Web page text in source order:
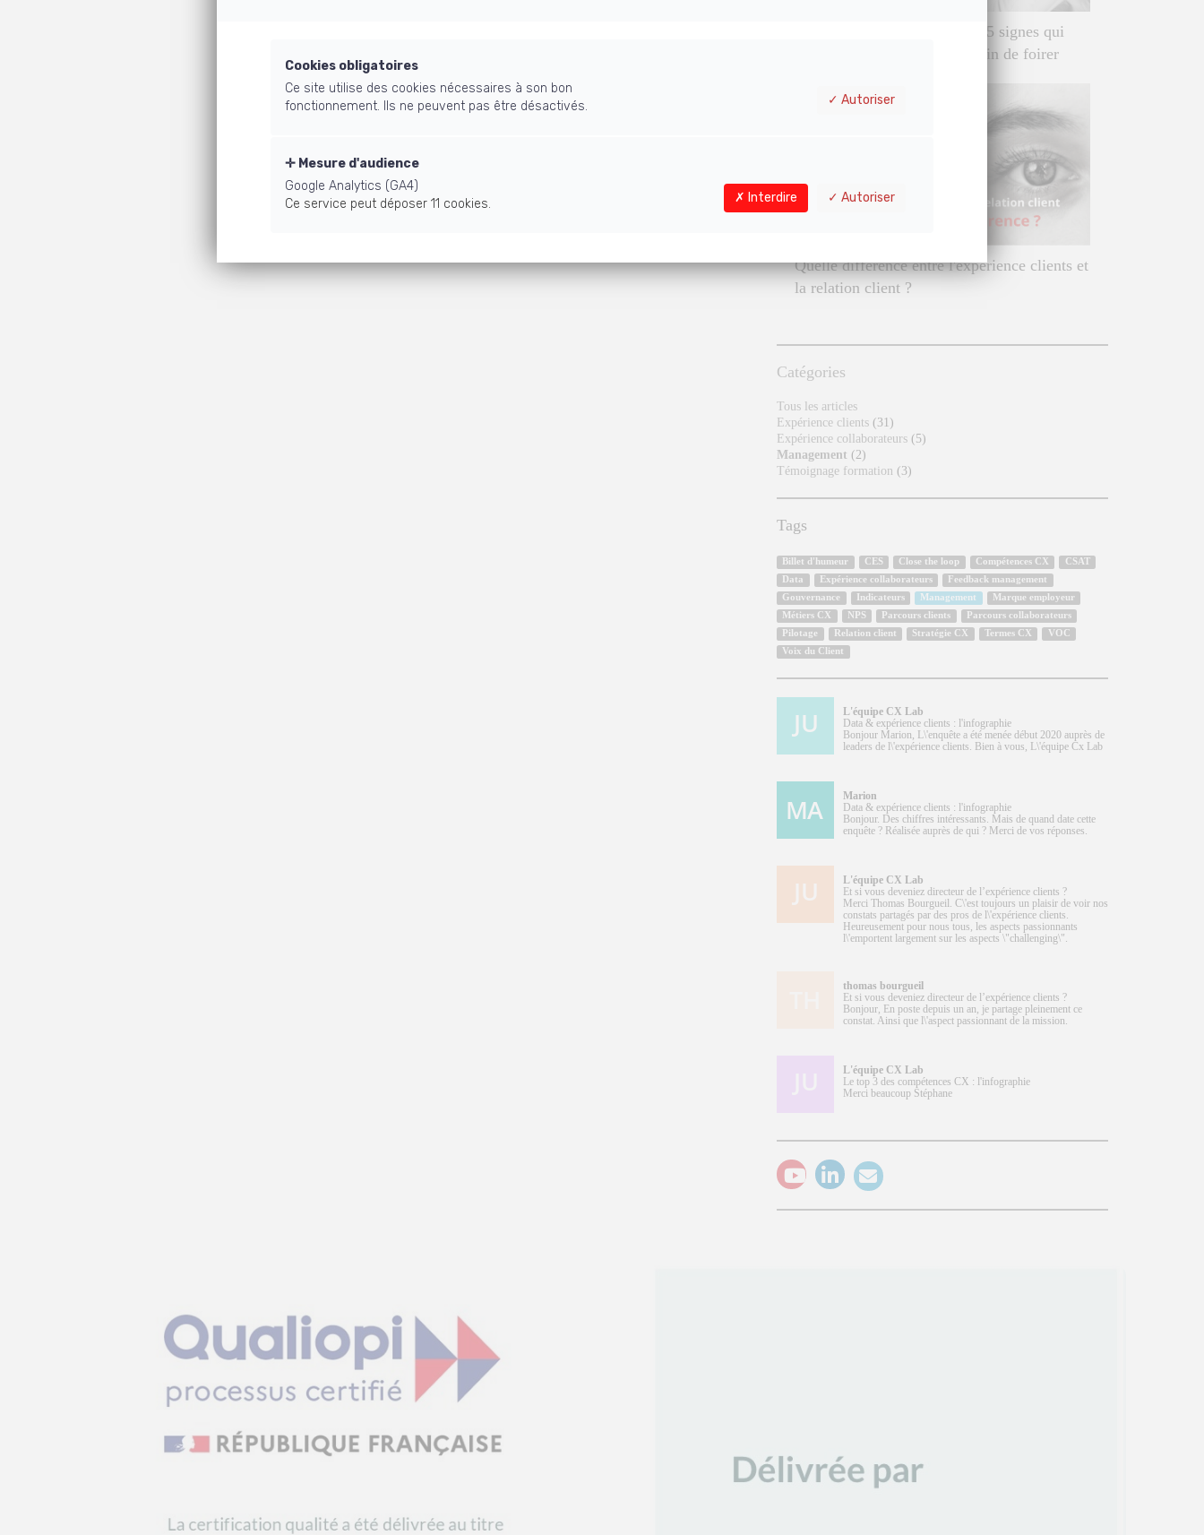
Stratégie expérience clients : 5 signes qui
montrent que vous êtes en train de foirer
Quelle différence entre l'expérience clients et
la relation client ?
Catégories
Tous les articles
Expérience clients (31)
Expérience collaborateurs (5)
Management (2)
Témoignage formation (3)
Tags
Billet d'humeur CES Close the loop Compétences CX
CSAT
Data
Expérience collaborateurs
Feedback management
Gouvernance
Indicateurs Management
Marque employeur
Métiers CX
NPS Parcours clients
Parcours collaborateurs
Pilotage
Relation client Stratégie CX Termes CX
VOC
Voix du Client
L'équipe CX Lab
Data & expérience clients : l'infographie
Bonjour Marion, L\'enquête a été menée début 2020 auprès de
leaders de l\'expérience clients. Bien à vous, L\'équipe Cx Lab
Marion
Data & expérience clients : l'infographie
Bonjour. Des chiffres intéressants. Mais de quand date cette
enquête ? Réalisée auprès de qui ? Merci de vos réponses.
L'équipe CX Lab
Et si vous deveniez directeur de l’expérience clients ?
Merci Thomas Bourgueil. C\'est toujours un plaisir de voir nos
constats partagés par des pros de l\'expérience clients.
Heureusement pour nous tous, les aspects passionnants
l\'emportent largement sur les aspects \"challenging\".
thomas bourgueil
Et si vous deveniez directeur de l’expérience clients ?
Bonjour, En poste depuis un an, je partage pleinement ce
constat. Ainsi que l\'aspect passionnant de la mission.
L'équipe CX Lab
Le top 3 des compétences CX : l'infographie
Merci beaucoup Stéphane
Cookies obligatoires
Ce site utilise des cookies nécessaires à son bon
fonctionnement. Ils ne peuvent pas être désactivés.
Autoriser
Mesure d'audience
Google Analytics (GA4)
Ce service peut déposer 11 cookies.
Interdire Autoriser